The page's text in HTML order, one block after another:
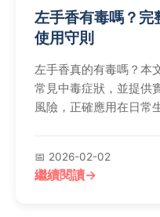
左手香有毒嗎？完
使用守則
左手香真的有毒嗎？本
常見中毒症狀，並提供
風險，正確應用在日常
📅 2026-02-02
繼續閱讀